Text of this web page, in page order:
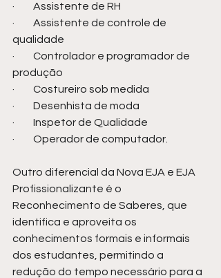
·         Assistente de RH
·         Assistente de controle de
qualidade
·         Controlador e programador de
produção
·         Costureiro sob medida
·         Desenhista de moda
·         Inspetor de Qualidade
·         Operador de computador.
Outro diferencial da Nova EJA e EJA
Profissionalizante é o
Reconhecimento de Saberes, que
identifica e aproveita os
conhecimentos formais e informais
dos estudantes, permitindo a
redução do tempo necessário para a